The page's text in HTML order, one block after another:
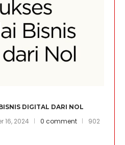
DIGITAL DARI NOL
16, 2024 0 comment
902